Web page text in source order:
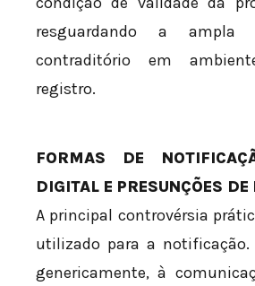
resguardando a
contraditório em
registro.
FORMAS DE
DIGITAL E PRESUNÇÕES DE
A principal controvérsia
utilizado para a notificação.
genericamente, à